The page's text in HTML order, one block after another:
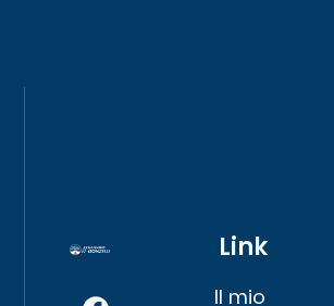
Link
Il mio